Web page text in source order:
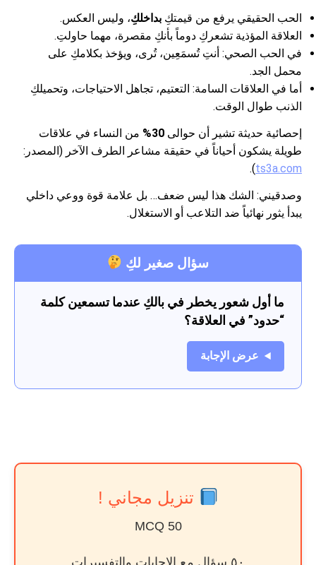
الحب الحقيقي يرفع من قيمتكِ بداخلكِ، وليس العكس.
العلاقة المؤذية تشعركِ دوماً بأنكِ مقصرة، مهما حاولتِ.
في الحب الصحي: أنتِ تُسمَعِين، تُرى، ويؤخذ بكلامكِ على
محمل الجد.
أما في العلاقات السامة: التعتيم، تجاهل الاحتياجات، وتحميلكِ
الذنب طوال الوقت.
إحصائية حديثة تشير أن حوالى 30%
من النساء في علاقات
طويلة يشكون أحياناً في حقيقة مشاعر الطرف الآخر (المصدر:
ts3a.com
).
وصدقيني: الشك هذا ليس ضعف… بل علامة قوة ووعي داخلي
يبدأ يثور نهائياً ضد التلاعب أو الاستغلال.
سؤال صغير لكِ
ما أول شعور يخطر في بالكِ عندما تسمعين كلمة
“حدود” في العلاقة؟
عرض الإجابة
تنزيل مجاني !
50 MCQ
٥٠ سؤال مع الإجابات والتفسيرات